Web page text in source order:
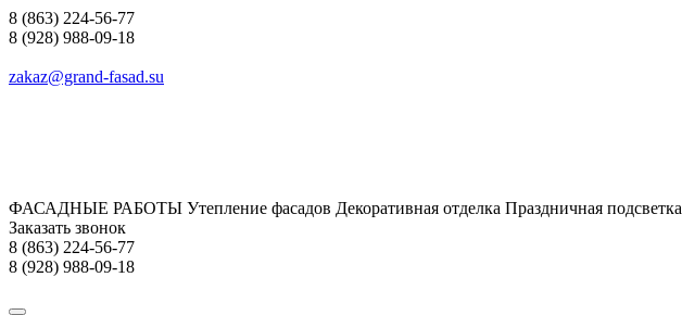
8 (863) 224-56-77
8 (928) 988-09-18
zakaz@grand-fasad.su
ФАСАДНЫЕ РАБОТЫ Утепление фасадов Декоративная отделка Праздничная подсветка
Заказать звонок
8 (863) 224-56-77
8 (928) 988-09-18